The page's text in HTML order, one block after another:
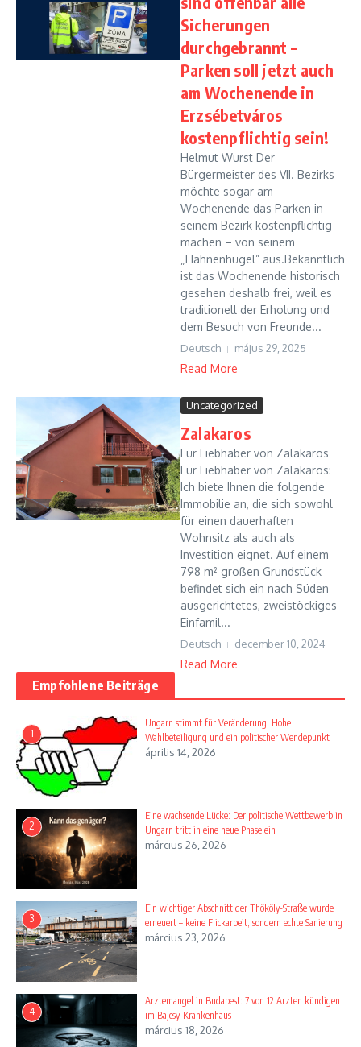
Sicherungen
durchgebrannt –
Parken soll jetzt auch
am Wochenende in
Erzsébetváros
kostenpflichtig sein!
Helmut Wurst Der
Bürgermeister des VII. Bezirks
möchte sogar am
Wochenende das Parken in
seinem Bezirk kostenpflichtig
machen – von seinem
„Hahnenhügel” aus.Bekanntlich
ist das Wochenende historisch
gesehen deshalb frei, weil es
traditionell der Erholung und
dem Besuch von Freunde...
Deutsch május 29, 2025
Read More
Uncategorized
Zalakaros
Für Liebhaber von Zalakaros
Für Liebhaber von Zalakaros:
Ich biete Ihnen die folgende
Immobilie an, die sich sowohl
für einen dauerhaften
Wohnsitz als auch als
Investition eignet. Auf einem
798 m² großen Grundstück
befindet sich ein nach Süden
ausgerichtetes, zweistöckiges
Einfamil...
Deutsch december 10, 2024
Read More
Empfohlene Beiträge
1
Ungarn stimmt für Veränderung: Hohe
Wahlbeteiligung und ein politischer Wendepunkt
április 14, 2026
2
Eine wachsende Lücke: Der politische Wettbewerb in
Ungarn tritt in eine neue Phase ein
március 26, 2026
3
Ein wichtiger Abschnitt der Thököly-Straße wurde
erneuert – keine Flickarbeit, sondern echte Sanierung
március 23, 2026
4
Ärztemangel in Budapest: 7 von 12 Ärzten kündigen
im Bajcsy-Krankenhaus
március 18, 2026